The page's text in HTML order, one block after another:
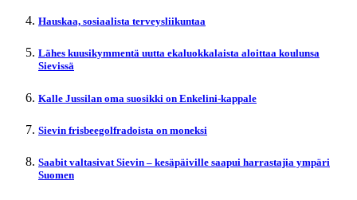
Hauskaa, sosiaalista terveysliikuntaa
Lähes kuusikymmentä uutta ekaluokkalaista aloittaa koulunsa
Sievissä
Kalle Jussilan oma suosikki on Enkelini-kappale
Sievin frisbeegolfradoista on moneksi
Saabit valtasivat Sievin – kesäpäiville saapui harrastajia ympäri
Suomen